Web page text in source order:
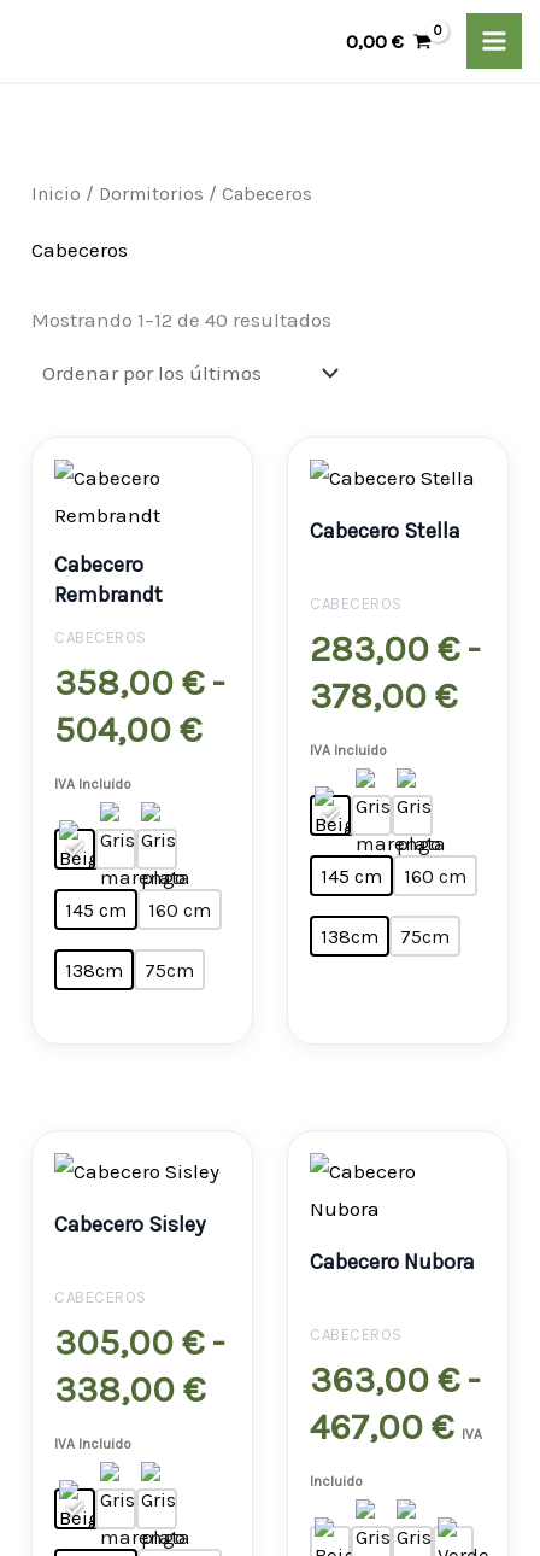
0,00€
i
í
P
Inicio / Dormitorios / Cabeceros
Cabeceros
Mostrando 1–12 de 40 resultados
por
los
Cabecero
Rembrandt
CABECEROS
358,00€ -
504,00€
358,00 €
hasta
504,00 €
IVA Incluido
145 cm 160 cm
138cm 75cm
Cabecero Stella
CABECEROS
283,00€ -
378,00€
IVA Incluido
145 cm 160 cm
138cm 75cm
Cabecero Sisley
CABECEROS
305,00€ -
338,00€
precios:
305,00 €
hasta
338,00 €
IVA Incluido
Cabecero Nubora
CABECEROS
363,00€ -
467,00€ IVA
Incluido